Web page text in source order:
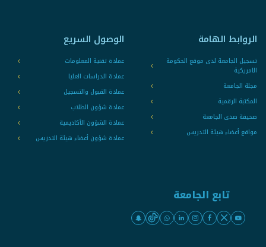
الروابط الهامة
تسجيل الجامعة لدى موقع الحكومة
الامريكية
مجلة الجامعة
المكتبة الرقمية
صحيفة صدى الجامعة
مواقع أعضاء هيئة التدريس
الوصول السريع
عمادة تقنية المعلومات
عمادة الدراسات العليا
عمادة القبول والتسجيل
عمادة شؤون الطلاب
عمادة الشؤون الأكاديمية
عمادة شؤون أعضاء هيئة التدريس
تابع الجامعة